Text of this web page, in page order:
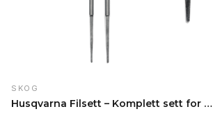
SKOG
Husqvarna Filsett – Komplett sett for kjededfiling